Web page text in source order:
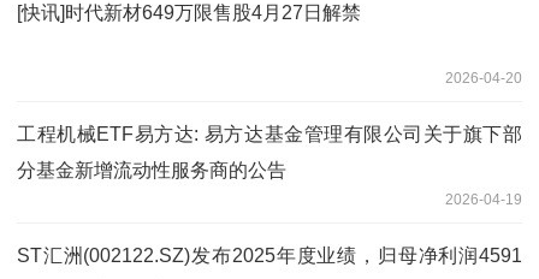
[快讯]时代新材649万限售股4月27日解禁
2026-04-20
工程机械ETF易方达: 易方达基金管理有限公司关于旗下部
分基金新增流动性服务商的公告
2026-04-19
ST汇洲(002122.SZ)发布2025年度业绩，归母净利润4591